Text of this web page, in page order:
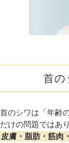
オンラインショ
LINE予約首の
首のシワは「年齢
だけの問題ではあ
皮膚・脂肪・筋肉